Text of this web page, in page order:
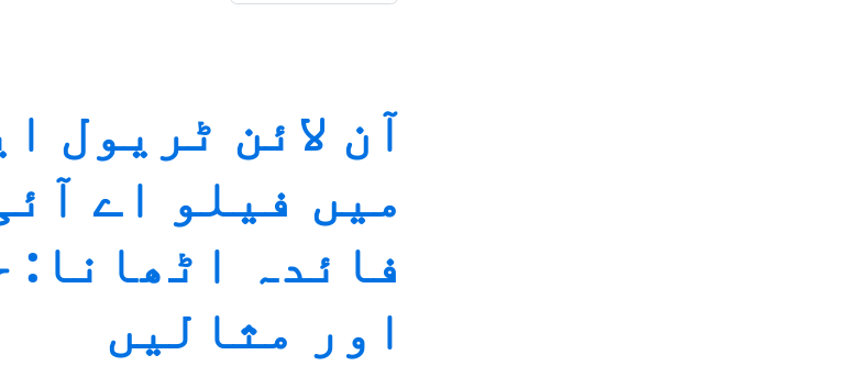
آن لائن ٹریول
میں فیلو اے
فائدہ اٹھانا:
اور مثالیں